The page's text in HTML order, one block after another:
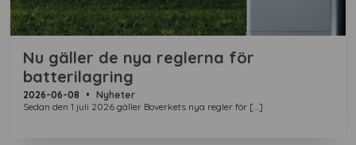
Nu gäller de nya reglerna för
batterilagring
2026-06-08 •
Nyheter
Sedan den 1 juli 2026 gäller Boverkets nya regler för […]